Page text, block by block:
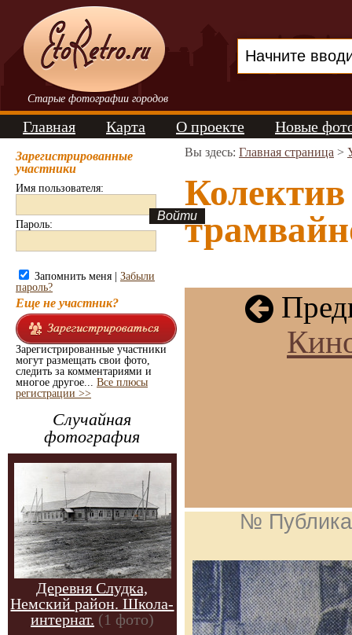
Старые фотографии городов
Главная Карта О проекте Новые
Зарегистрированные
участники
Имя пользователя:
Пароль:
Запомнить меня | Забыли
пароль?
Еще не участник?
Зарегистрированные участники
могут размещать свои фото,
следить за комментариями и
многое другое... Все плюсы
регистрации >>
Случайная
фотография
Деревня Слудка,
Немский район. Школа-
интернат. (1 фото)
Вы здесь: Главная страница >
№